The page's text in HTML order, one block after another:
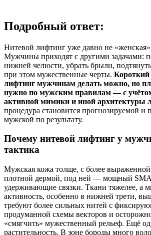
Подробный ответ:
Нитевой лифтинг уже давно не
Мужчины приходят с другими задачами:
нижней челюсти, убрать брыли,
при этом мужественные черты. Короткий
лифтинг мужчинам делать можно, но
нужно по мужским правилам — с
активной мимики и иной архитектуры
процедура становится прогнозируемой и
мужской по результату.
Почему нитевой лифтинг у
тактика
Мужская кожа толще, с более выраженной
плотной дермой, под ней — мощный
удерживающие связки. Ткани тяжелее, а
активность, особенно в нижней трети,
требуют более сильных нитей с
продуманной схемы векторов и
«смягчить» мужественный рельеф. Ещё
растительность. В зоне бороды много